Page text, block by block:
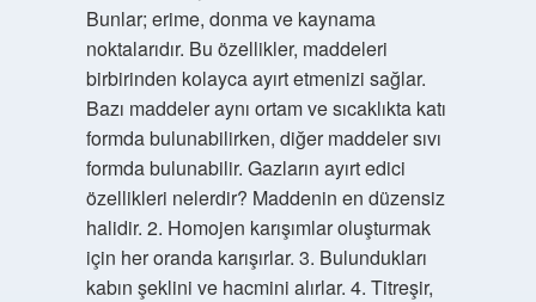
Bunlar; erime, donma ve kaynama
noktalarıdır. Bu özellikler, maddeleri
birbirinden kolayca ayırt etmenizi sağlar.
Bazı maddeler aynı ortam ve sıcaklıkta katı
formda bulunabilirken, diğer maddeler sıvı
formda bulunabilir. Gazların ayırt edici
özellikleri nelerdir? Maddenin en düzensiz
halidir. 2. Homojen karışımlar oluşturmak
için her oranda karışırlar. 3. Bulundukları
kabın şeklini ve hacmini alırlar. 4. Titreşir,